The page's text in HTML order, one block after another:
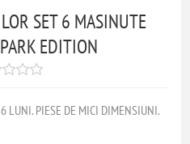
SET 6 MASINUTE
EDITION
LUNI. PIESE DE MICI DIMENSIUNI.